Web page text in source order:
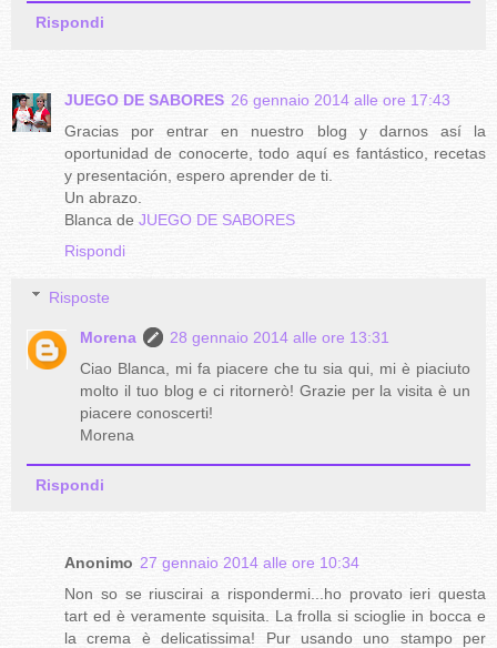
Rispondi
JUEGO DE SABORES 26 gennaio 2014 alle ore 17:43
Gracias por entrar en nuestro blog y darnos así la
oportunidad de conocerte, todo aquí es fantástico, recetas
y presentación, espero aprender de ti.
Un abrazo.
Blanca de JUEGO DE SABORES
Rispondi
Risposte
Morena
28 gennaio 2014 alle ore 13:31
Ciao Blanca, mi fa piacere che tu sia qui, mi è piaciuto
molto il tuo blog e ci ritornerò! Grazie per la visita è un
piacere conoscerti!
Morena
Rispondi
Anonimo 27 gennaio 2014 alle ore 10:34
Non so se riuscirai a rispondermi...ho provato ieri questa
tart ed è veramente squisita. La frolla si scioglie in bocca e
la crema è delicatissima! Pur usando uno stampo per